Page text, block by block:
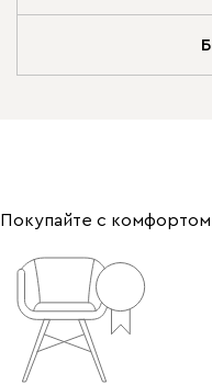
Покупайте с